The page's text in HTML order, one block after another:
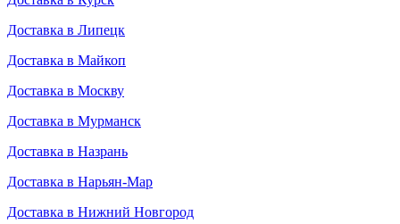
Доставка в Липецк
Доставка в Майкоп
Доставка в Москву
Доставка в Мурманск
Доставка в Назрань
Доставка в Нарьян-Мар
Доставка в Нижний Новгород